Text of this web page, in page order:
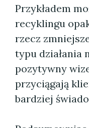
Przykładem
recyklingu
rzecz
typu działania
pozytywny
przyciągają
bardziej